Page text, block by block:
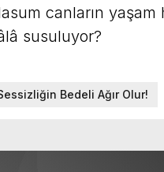
canların yaşam
susuluyor?
Bedeli Ağır Olur!